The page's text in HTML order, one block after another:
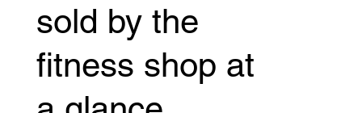
sold by the
fitness shop at